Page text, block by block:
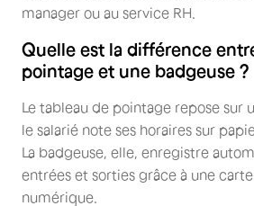
manager ou au service RH.
Quelle est la différence
pointage et une badgeuse ?
Le tableau de pointage repose sur
le salarié note ses horaires sur
La badgeuse, elle, enregistre
entrées et sorties grâce à une
numérique.